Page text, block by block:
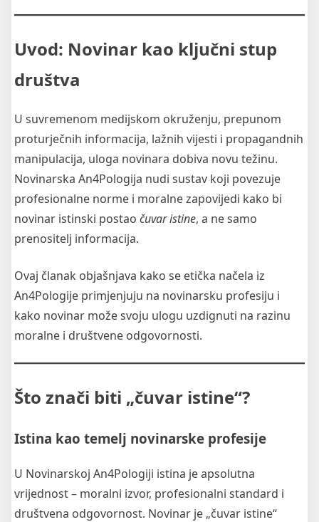
Uvod: Novinar kao ključni stup
društva
U suvremenom medijskom okruženju, prepunom
proturječnih informacija, lažnih vijesti i propagandnih
manipulacija, uloga novinara dobiva novu težinu.
Novinarska An4Pologija nudi sustav koji povezuje
profesionalne norme i moralne zapovijedi kako bi
novinar istinski postao čuvar istine, a ne samo
prenositelj informacija.
Ovaj članak objašnjava kako se etička načela iz
An4Pologije primjenjuju na novinarsku profesiju i
kako novinar može svoju ulogu uzdignuti na razinu
moralne i društvene odgovornosti.
Što znači biti „čuvar istine“?
Istina kao temelj novinarske profesije
U Novinarskoj An4Pologiji istina je apsolutna
vrijednost – moralni izvor, profesionalni standard i
društvena odgovornost. Novinar je „čuvar istine“